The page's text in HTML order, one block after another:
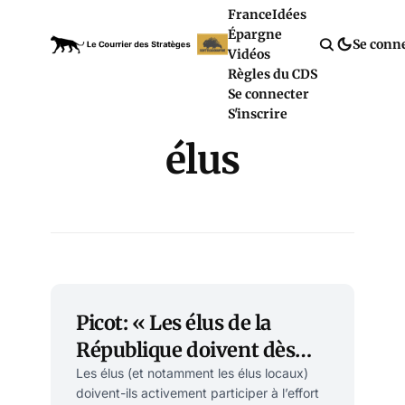
FranceIdées
Épargne
Vidéos
Règles du CDS
Se connecter
S'inscrire
Se
élus
Picot: « Les élus de la
République doivent dès
maintenant prendre leur
Les élus (et notamment les élus locaux)
doivent-ils activement participer à l’effort